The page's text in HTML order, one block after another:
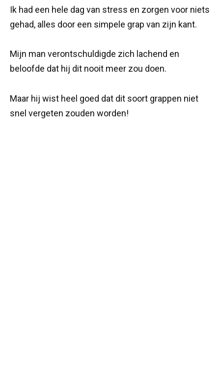
Ik had een hele dag van stress en zorgen voor niets
gehad, alles door een simpele grap van zijn kant.
Mijn man verontschuldigde zich lachend en
beloofde dat hij dit nooit meer zou doen.
Maar hij wist heel goed dat dit soort grappen niet
snel vergeten zouden worden!